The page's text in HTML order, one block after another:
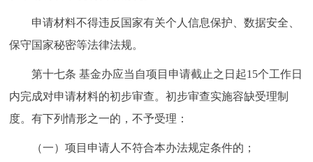
申请材料不得违反国家有关个人信息保护、数据安全、
保守国家秘密等法律法规。
第十七条 基金办应当自项目申请截止之日起15个工作日
内完成对申请材料的初步审查。初步审查实施容缺受理制
度。有下列情形之一的，不予受理：
（一）项目申请人不符合本办法规定条件的；